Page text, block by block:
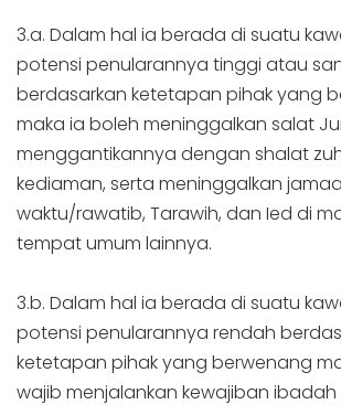
3.a. Dalam hal ia berada di suatu
potensi penularannya tinggi atau
berdasarkan ketetapan pihak yang
maka ia boleh meninggalkan salat
menggantikannya dengan shalat
kediaman, serta meninggalkan
waktu/rawatib, Tarawih, dan Ied di
tempat umum lainnya.
3.b. Dalam hal ia berada di suatu
potensi penularannya rendah
ketetapan pihak yang berwenang
wajib menjalankan kewajiban